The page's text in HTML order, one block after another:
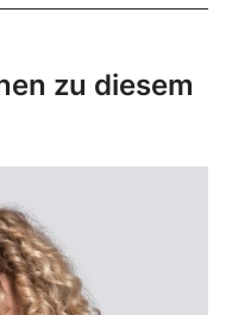
zu diesem